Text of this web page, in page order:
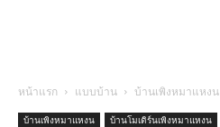
หน้าแรก แบบบ้าน บ้านเพิงหมาแหงน
บ้านเพิงหมาแหงน บ้านโมเดิร์นเพิงหมาแหงน